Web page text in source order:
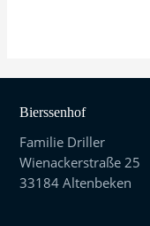
Bierssenhof
Familie Driller
Wienackerstraße 25
33184 Altenbeken